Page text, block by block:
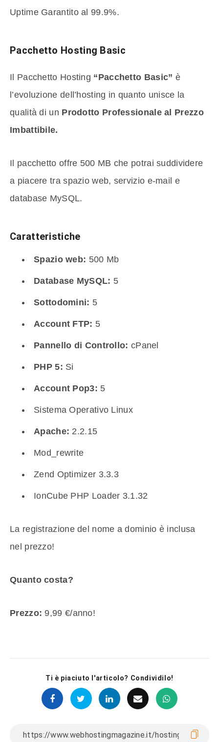
Uptime Garantito al 99.9%.
Pacchetto Hosting Basic
Il Pacchetto Hosting “Pacchetto Basic” è
l’evoluzione dell’hosting in quanto unisce la
qualità di un Prodotto Professionaleal Prezzo
Imbattibile.
Il pacchetto offre 500 MB che potrai suddividere
a piacere tra spazio web, servizio e-mail e
database MySQL.
Caratteristiche
Spazio web: 500 Mb
Database MySQL: 5
Sottodomini: 5
Account FTP: 5
Pannello di Controllo: cPanel
PHP 5: Si
Account Pop3: 5
Sistema Operativo Linux
Apache: 2.2.15
Mod_rewrite
Zend Optimizer 3.3.3
IonCube PHP Loader 3.1.32
La registrazione del nome a dominio è inclusa
nel prezzo!
Quanto costa?
Prezzo: 9,99 €/anno!
Ti è piaciuto l'articolo? Condividilo!